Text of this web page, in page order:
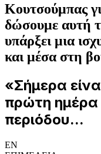
Κουτσούμπας
δώσουμε αυτή
υπάρξει μια
και μέσα στη
«Σήμερα
πρώτη ημέρα
περιόδου...
EN